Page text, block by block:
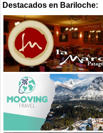
Destacados en Bariloche: